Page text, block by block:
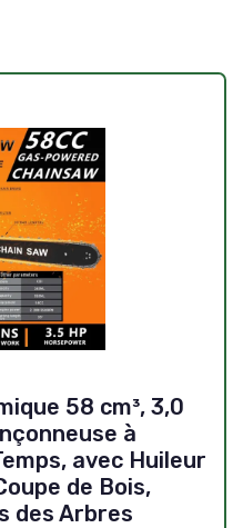
58 cm³, 3,0
à
avec Huileur
de Bois,
des Arbres